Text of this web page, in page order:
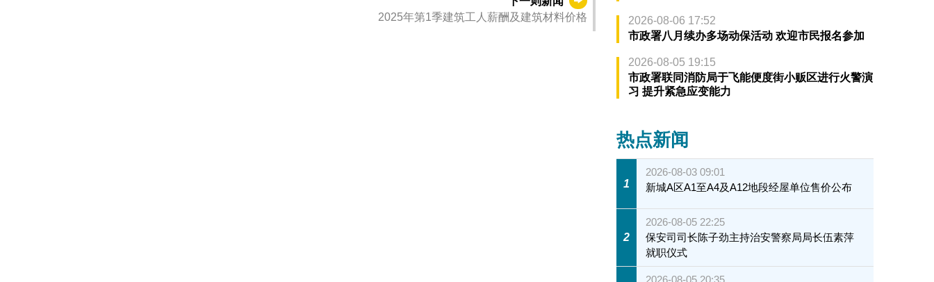
2025年第1季建筑工人薪酬及建筑材料价格
2026-08-06 17:52
市政署八月续办多场动保活动 欢迎市民报名参加
2026-08-05 19:15
市政署联同消防局于飞能便度街小贩区进行火警演
习 提升紧急应变能力
热点新闻
1
2026-08-03 09:01
新城A区A1至A4及A12地段经屋单位售价公布
2
2026-08-05 22:25
保安司司长陈子劲主持治安警察局局长伍素萍
就职仪式
2026-08-05 20:35